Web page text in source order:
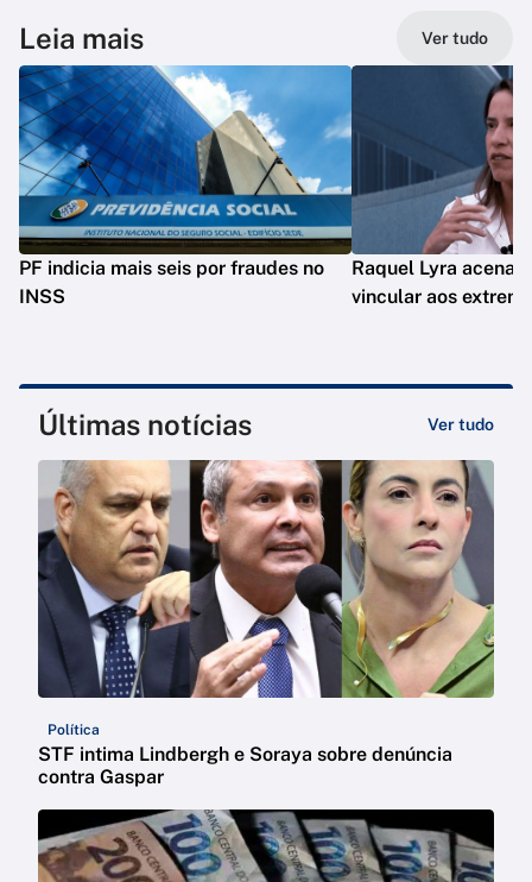
Leia mais Ver tudo
PF indicia mais seis por fraudes no
INSS
Raquel Lyra acena
vincular aos
Últimas notícias Ver tudo
Política
STF intima Lindbergh e Soraya sobre denúncia
contra Gaspar